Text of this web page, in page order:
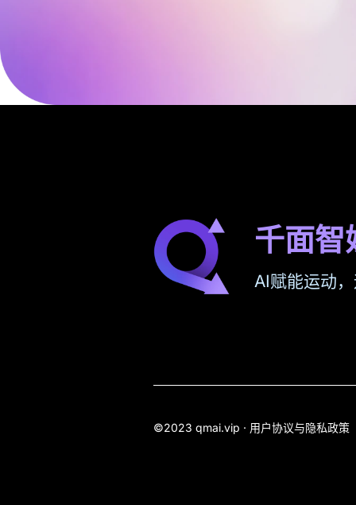
千面智
AI赋能运动
©2023 qmai.vip · 用户协议与隐私政策